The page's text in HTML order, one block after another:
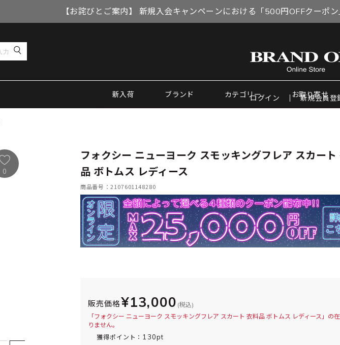
【お詫びとご案内】 新規入会キャンペーンにおける「500円OFFクーポ
新入荷 ブランド カテゴリー お取り寄せ
ログイン 新規会員登
0
フォクシー ニューヨーク スモッキングフレア スカート
品 ボトムス レディース
商品番号：2107601148280
販売価格¥13,000 (税込)
「フォクシー ニューヨーク スモッキングフレア スカート 衣料品 ボトムス レディース」の
りません。
獲得ポイント： 130pt